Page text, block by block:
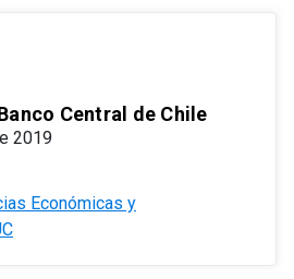
Central de Chile
2019
Económicas y